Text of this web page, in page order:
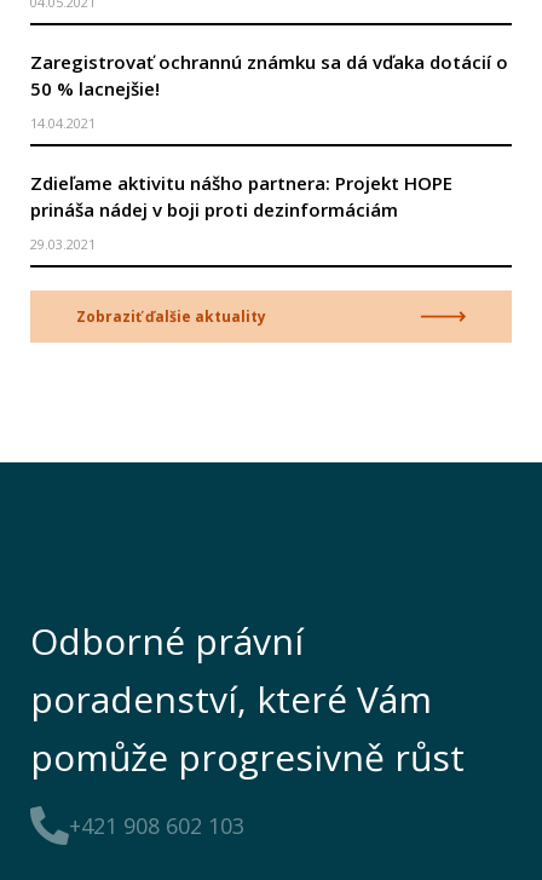
Zaregistrovať ochrannú známku sa dá vďaka dotácií o
50 % lacnejšie!
14.04.2021
Zdieľame aktivitu nášho partnera: Projekt HOPE
prináša nádej v boji proti dezinformáciám
29.03.2021
Zobraziť ďalšie aktuality
Odborné právní
poradenství, které Vám
pomůže progresivně růst
+421 908 602 103